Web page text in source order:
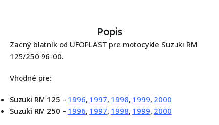
Popis
Zadný blatník od UFOPLAST pre motocykle Suzuki RM
125/250 96-00.
Vhodné pre:
Suzuki RM 125 – 1996, 1997, 1998, 1999, 2000
Suzuki RM 250 – 1996, 1997, 1998, 1999, 2000